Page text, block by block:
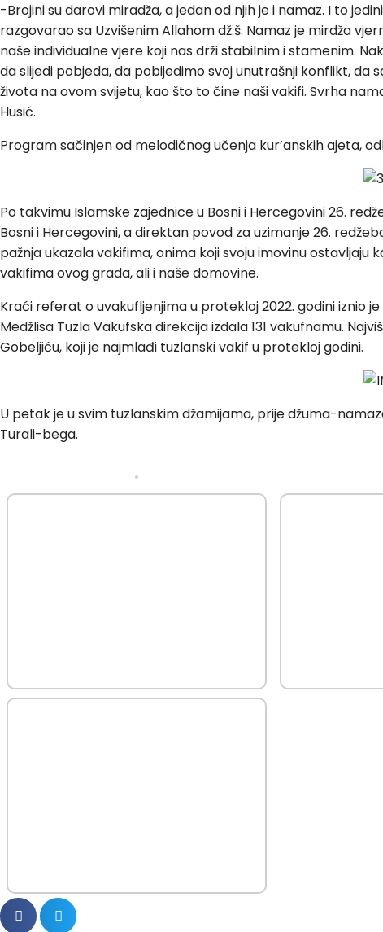
-Brojini su darovi miradža, a jedan od njih je i namaz. I to
razgovarao sa Uzvišenim Allahom dž.š. Namaz je mirdža
naše individualne vjere koji nas drži stabilnim i stamenim.
da slijedi pobjeda, da pobijedimo svoj unutrašnji konflikt, da
života na ovom svijetu, kao što to čine naši vakifi. Svrha
Husić.
Program sačinjen od melodičnog učenja kur’anskih ajeta,
Po takvimu Islamske zajednice u Bosni i Hercegovini 26.
Bosni i Hercegovini, a direktan povod za uzimanje 26.
pažnja ukazala vakifima, onima koji svoju imovinu
vakifima ovog grada, ali i naše domovine.
Kraći referat o uvakufljenjima u protekloj 2022. godini iznio
Medžlisa Tuzla Vakufska direkcija izdala 131 vakufnamu.
Gobeljiću, koji je najmlađi tuzlanski vakif u protekloj godini.
U petak je u svim tuzlanskim džamijama, prije džuma-
Turali-bega.